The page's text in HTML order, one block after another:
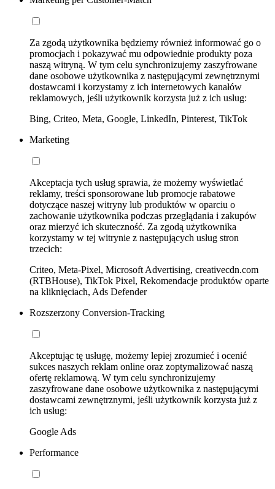
Za zgodą użytkownika będziemy również informować go o
promocjach i pokazywać mu odpowiednie produkty poza
naszą witryną. W tym celu synchronizujemy zaszyfrowane
dane osobowe użytkownika z następującymi zewnętrznymi
dostawcami i korzystamy z ich internetowych kanałów
reklamowych, jeśli użytkownik korzysta już z ich usług:
Bing, Criteo, Meta, Google, LinkedIn, Pinterest, TikTok
Marketing
Akceptacja tych usług sprawia, że możemy wyświetlać
reklamy, treści sponsorowane lub promocje rabatowe
dotyczące naszej witryny lub produktów w oparciu o
zachowanie użytkownika podczas przeglądania i zakupów
oraz mierzyć ich skuteczność. Za zgodą użytkownika
korzystamy w tej witrynie z następujących usług stron
trzecich:
Criteo, Meta-Pixel, Microsoft Advertising, creativecdn.com
(RTBHouse), TikTok Pixel, Rekomendacje produktów oparte
na kliknięciach, Ads Defender
Rozszerzony Conversion-Tracking
Akceptując tę usługę, możemy lepiej zrozumieć i ocenić
sukces naszych reklam online oraz zoptymalizować naszą
ofertę reklamową. W tym celu synchronizujemy
zaszyfrowane dane osobowe użytkownika z następującymi
dostawcami zewnętrznymi, jeśli użytkownik korzysta już z
ich usług:
Google Ads
Performance